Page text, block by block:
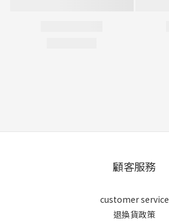
顧客服務
customer service
退換貨政策